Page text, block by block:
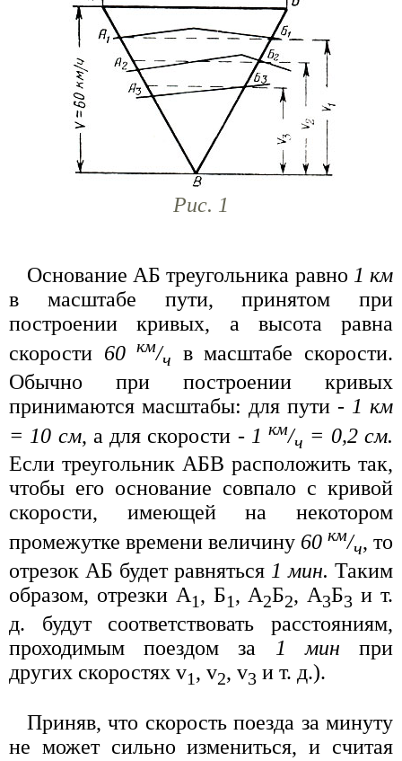
Рис. 1
Основание АБ треугольника равно 1 км
в масштабе пути, принятом при
построении кривых, а высота равна
скорости 60км/ч
в масштабе скорости.
Обычно при построении кривых
принимаются масштабы: для пути - 1 км
= 10 см, а для скорости - 1км/ч = 0,2 см.
Если треугольник АБВ расположить так,
чтобы его основание совпало с кривой
скорости, имеющей на некотором
промежутке времени величину 60 км/ч, то
отрезок АБ будет равняться 1 мин. Таким
образом, отрезки А1, Б1, А2Б2, А3Б3 и т.
д. будут соответствовать расстояниям,
проходимым поездом за
1 мин при
других скоростях v1, v2, v3 и т. д.).
Приняв, что скорость поезда за минуту
не может сильно измениться, и считая